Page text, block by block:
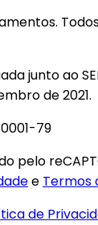
junto ao
de 2021.
79
pelo
e Termos
de